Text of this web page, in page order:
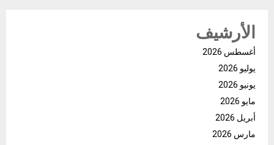
الأرشيف
أغسطس 2026
يوليو 2026
يونيو 2026
مايو 2026
أبريل 2026
مارس 2026